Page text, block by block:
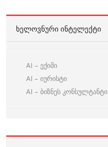
ᲮᲔᲚᲝᲕᲜᲣᲠᲘ ᲘᲜᲢᲔᲚᲔᲥᲢᲘ
AI – ექიმი
AI – იურისტი
AI – ბიზნეს კონსულტანტი